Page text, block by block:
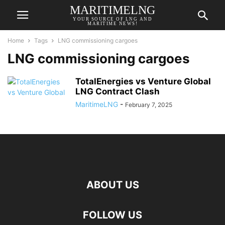
MARITIMELNG
YOUR SOURCE OF LNG AND
MARITIME NEWS!
Home Tags LNG commissioning cargoes
LNG commissioning cargoes
TotalEnergies vs Venture Global
LNG Contract Clash
MaritimeLNG - February 7, 2025
ABOUT US
FOLLOW US